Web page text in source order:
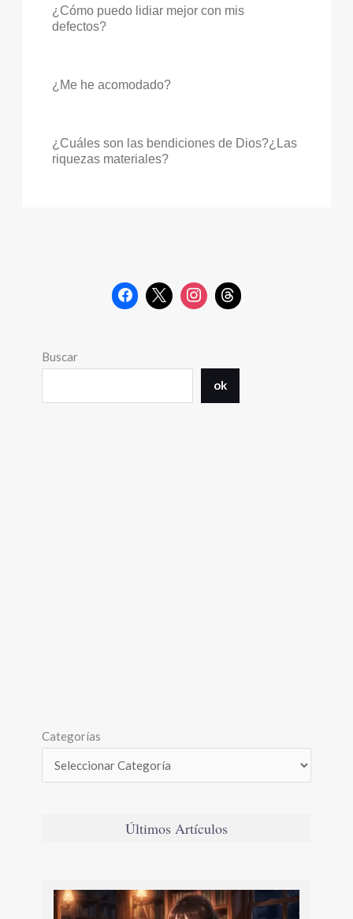
¿Cómo puedo lidiar mejor con mis
defectos?
¿Me he acomodado?
¿Cuáles son las bendiciones de Dios?¿Las
riquezas materiales?
Buscar
ok
Categorías
Últimos Artículos